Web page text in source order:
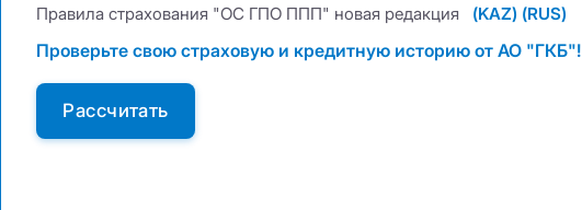
ДС ГПО ВАТ
ОС ГПО ППП
КАСКО +
КАСКО Optimum
ДС ГПО ВАТ
КАСКО +
КАСКО Optimum
ОС ГПО ППП
Правила страхования "ОС ГПО ППП" новая редакция (KAZ) (RUS)
Проверьте свою страховую и кредитную историю от АО "ГКБ"!
Рассчитать